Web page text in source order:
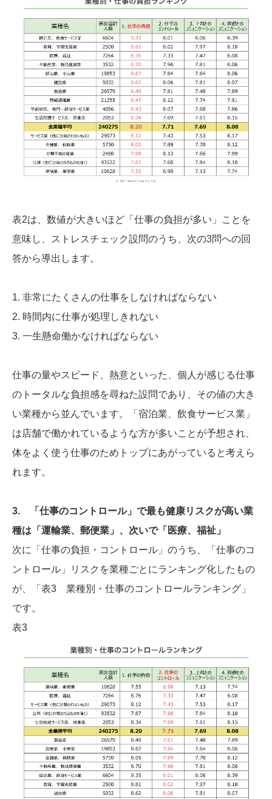
表2は、数値が大きいほど「仕事の負担が多い」ことを
意味し、ストレスチェック設問のうち、次の3問への回
答から導出します。
1. 非常にたくさんの仕事をしなければならない
2. 時間内に仕事が処理しきれない
3. 一生懸命働かなければならない
仕事の量やスピード、熱意といった、個人が感じる仕事
のトータルな負担感を尋ねた設問であり、その値の大き
い業種から並んでいます。「宿泊業、飲食サービス業」
は店舗で働かれているような方が多いことが予想され、
体をよく使う仕事のためトップにあがっていると考えら
れます。
3. 「仕事のコントロール」で最も健康リスクが高い業
種は「運輸業、郵便業」、次いで「医療、福祉」
次に「仕事の負担・コントロール」のうち、「仕事のコ
ントロール」リスクを業種ごとにランキング化したもの
が、「表3 業種別・仕事のコントロールランキング」
です。
表3